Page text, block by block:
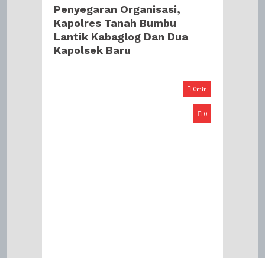
Penyegaran Organisasi,
Kapolres Tanah Bumbu
Lantik Kabaglog Dan Dua
Kapolsek Baru
0min
0